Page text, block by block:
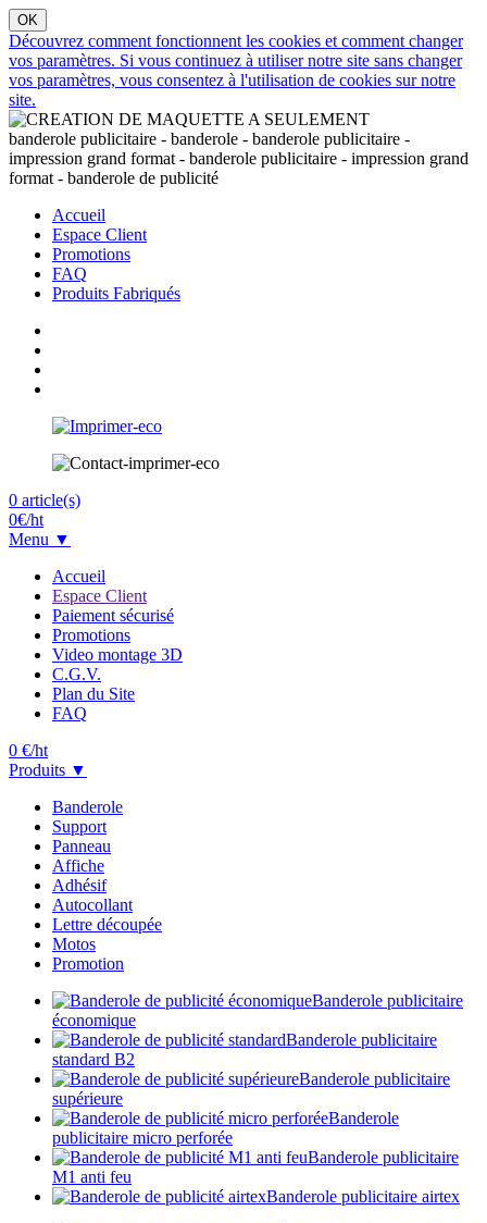
Découvrez comment fonctionnent les cookies et comment changer
vos paramètres. Si vous continuez à utiliser notre site sans changer
vos paramètres, vous consentez à l'utilisation de cookies sur notre
site.
banderole publicitaire - banderole - banderole publicitaire -
impression grand format - banderole publicitaire - impression grand
format - banderole de publicité
Accueil
Espace Client
Promotions
FAQ
Produits Fabriqués
0 article(s)
0€/ht
Menu ▼
Accueil
Espace Client
Paiement sécurisé
Promotions
Video montage 3D
C.G.V.
Plan du Site
FAQ
0 €/ht
Produits ▼
Banderole
Support
Panneau
Affiche
Adhésif
Autocollant
Lettre découpée
Motos
Promotion
Banderole publicitaire
économique
Banderole publicitaire
standard B2
Banderole publicitaire
supérieure
Banderole
publicitaire micro perforée
Banderole publicitaire
M1 anti feu
Banderole publicitaire airtex